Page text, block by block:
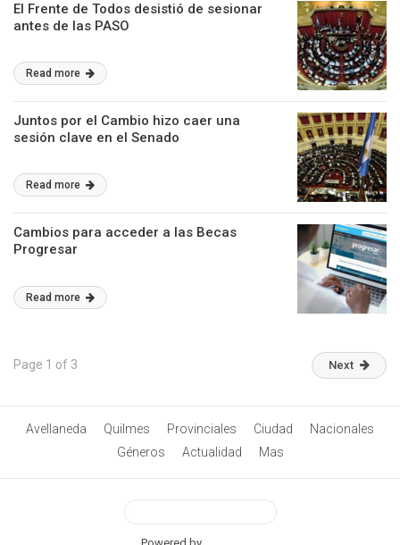
El Frente de Todos desistió de sesionar
antes de las PASO
Read more
Juntos por el Cambio hizo caer una
sesión clave en el Senado
Read more
Cambios para acceder a las Becas
Progresar
Read more
Page 1 of 3 Next
Avellaneda Quilmes Provinciales Ciudad
Nacionales
Géneros
Actualidad Mas